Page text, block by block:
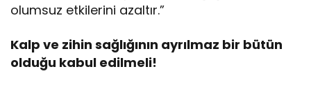
olumsuz etkilerini azaltır.”
Kalp ve zihin sağlığının ayrılmaz bir bütün
olduğu kabul edilmeli!